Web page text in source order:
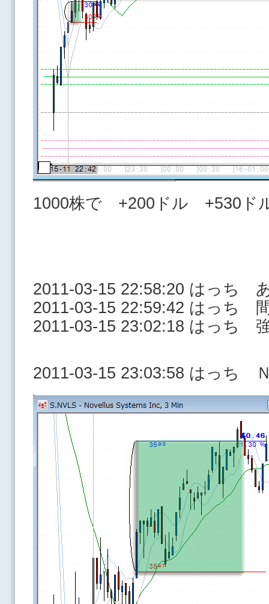
1000株で +200ドル +530ド
2011-03-15 22:58:20 はっち
2011-03-15 22:59:42 はっち
2011-03-15 23:02:18 はっち
2011-03-15 23:03:58 はっち